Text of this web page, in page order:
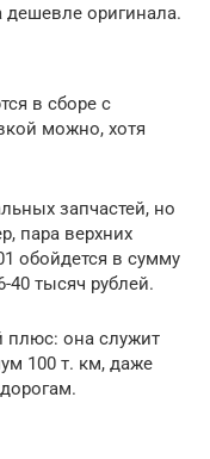
дешевле оригинала.
в сборе с
можно, хотя
запчастей, но
пара верхних
обойдется в сумму
40 тысяч рублей.
плюс: она служит
100 т. км, даже